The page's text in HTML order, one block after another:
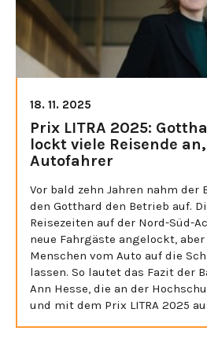
18. 11. 2025
Prix LITRA 2025:
lockt viele Reisende
Autofahrer
Vor bald zehn Jahren nahm der
den Gotthard den Betrieb auf.
Reisezeiten auf der Nord-Süd-
neue Fahrgäste angelockt,
Menschen vom Auto auf die
lassen. So lautet das Fazit der
Ann Hesse, die an der
und mit dem Prix LITRA 2025